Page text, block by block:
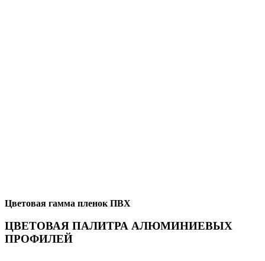
Цветовая гамма пленок ПВХ
ЦВЕТОВАЯ ПАЛИТРА АЛЮМИНИЕВЫХ
ПРОФИЛЕЙ